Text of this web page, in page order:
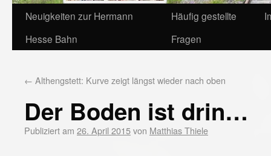
Neuigkeiten zur Hermann
Hesse Bahn
Häufig gestellte
Fragen
← Althengstett: Kurve zeigt längst wieder nach oben
Der Boden ist drin…
Publiziert am 26. April 2015von Matthias Thiele